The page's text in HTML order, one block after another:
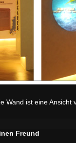
Wand ist eine
Freund